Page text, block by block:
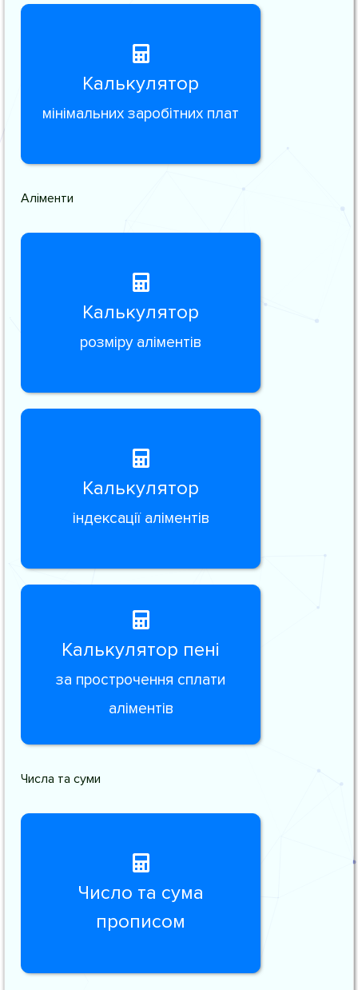
Калькулятор
мінімальних заробітних плат
Аліменти
Калькулятор
розміру аліментів
Калькулятор
індексації аліментів
Калькулятор пені
за прострочення сплати
аліментів
Числа та суми
Число та сума
прописом